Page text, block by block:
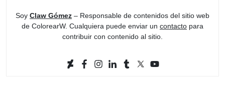
Soy Claw Gómez – Responsable de contenidos del sitio web
de ColorearW. Cualquiera puede enviar un contacto para
contribuir con contenido al sitio.